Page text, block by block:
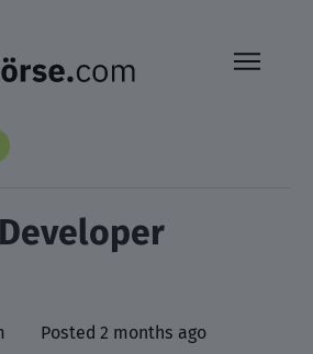
Developer
Posted 2 months ago